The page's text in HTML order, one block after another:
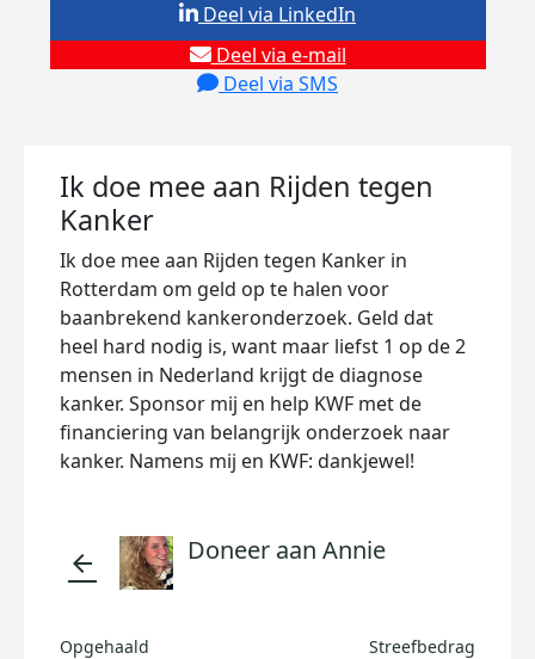
Deel via e-mail
Deel via SMS
Deel via LinkedIn
Ik doe mee aan Rijden tegen
Kanker
Ik doe mee aan Rijden tegen Kanker in
Rotterdam om geld op te halen voor
baanbrekend kankeronderzoek. Geld dat
heel hard nodig is, want maar liefst 1 op de 2
mensen in Nederland krijgt de diagnose
kanker. Sponsor mij en help KWF met de
financiering van belangrijk onderzoek naar
kanker. Namens mij en KWF: dankjewel!
arrow_back Doneer aan Annie
Opgehaald Streefbedrag